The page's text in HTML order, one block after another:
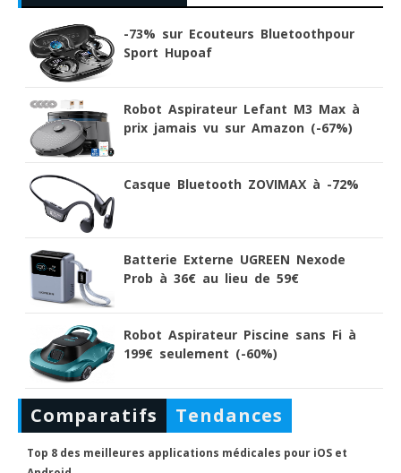
-73% sur Ecouteurs Bluetoothpour
Sport Hupoaf
Robot Aspirateur Lefant M3 Max à
prix jamais vu sur Amazon (-67%)
Casque Bluetooth ZOVIMAX à -72%
Batterie Externe UGREEN Nexode
Prob à 36€ au lieu de 59€
Robot Aspirateur Piscine sans Fi à
199€ seulement (-60%)
Comparatifs Tendances
Top 8 des meilleures applications médicales pour iOS et